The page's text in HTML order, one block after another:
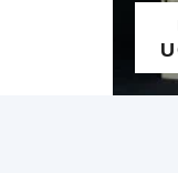
UMRA
UCHUN